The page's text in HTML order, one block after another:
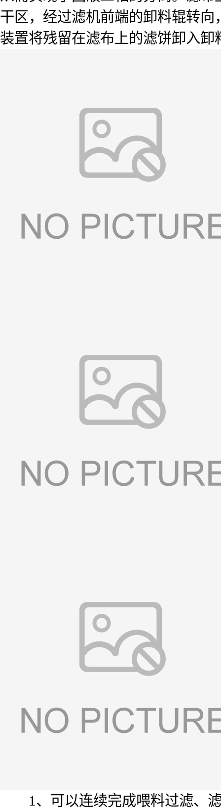
干区，经过滤机前端的卸料辊转
装置将残留在滤布上的滤饼卸入卸
1、可以连续完成喂料过滤、滤